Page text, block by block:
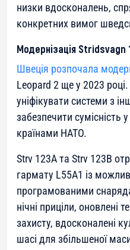
низки вдосконалень,
конкретних вимог
Модернізація Stridsvagn
Швеція розпочала
Leopard 2 ще у 2023
уніфікувати системи з
забезпечити сумісність
країнами НАТО.
Strv 123A та Strv 123B
гармату L55A1 із
програмованими
нічні приціли, оновлені
захисту, вдосконалені
шасі для збільшеної